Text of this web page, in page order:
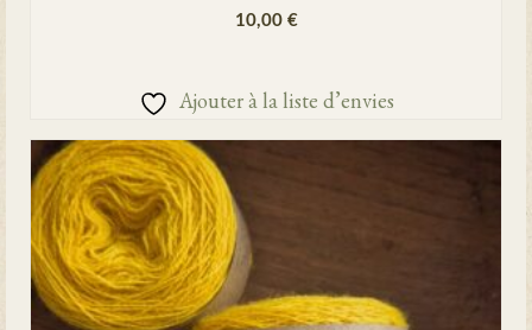
10,00 €
Ajouter à la liste d’envies